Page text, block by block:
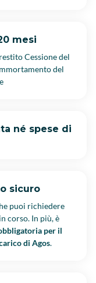
mesi
Cessione del
del
né spese di
sicuro
puoi richiedere
corso. In più, è
per il
di Agos.